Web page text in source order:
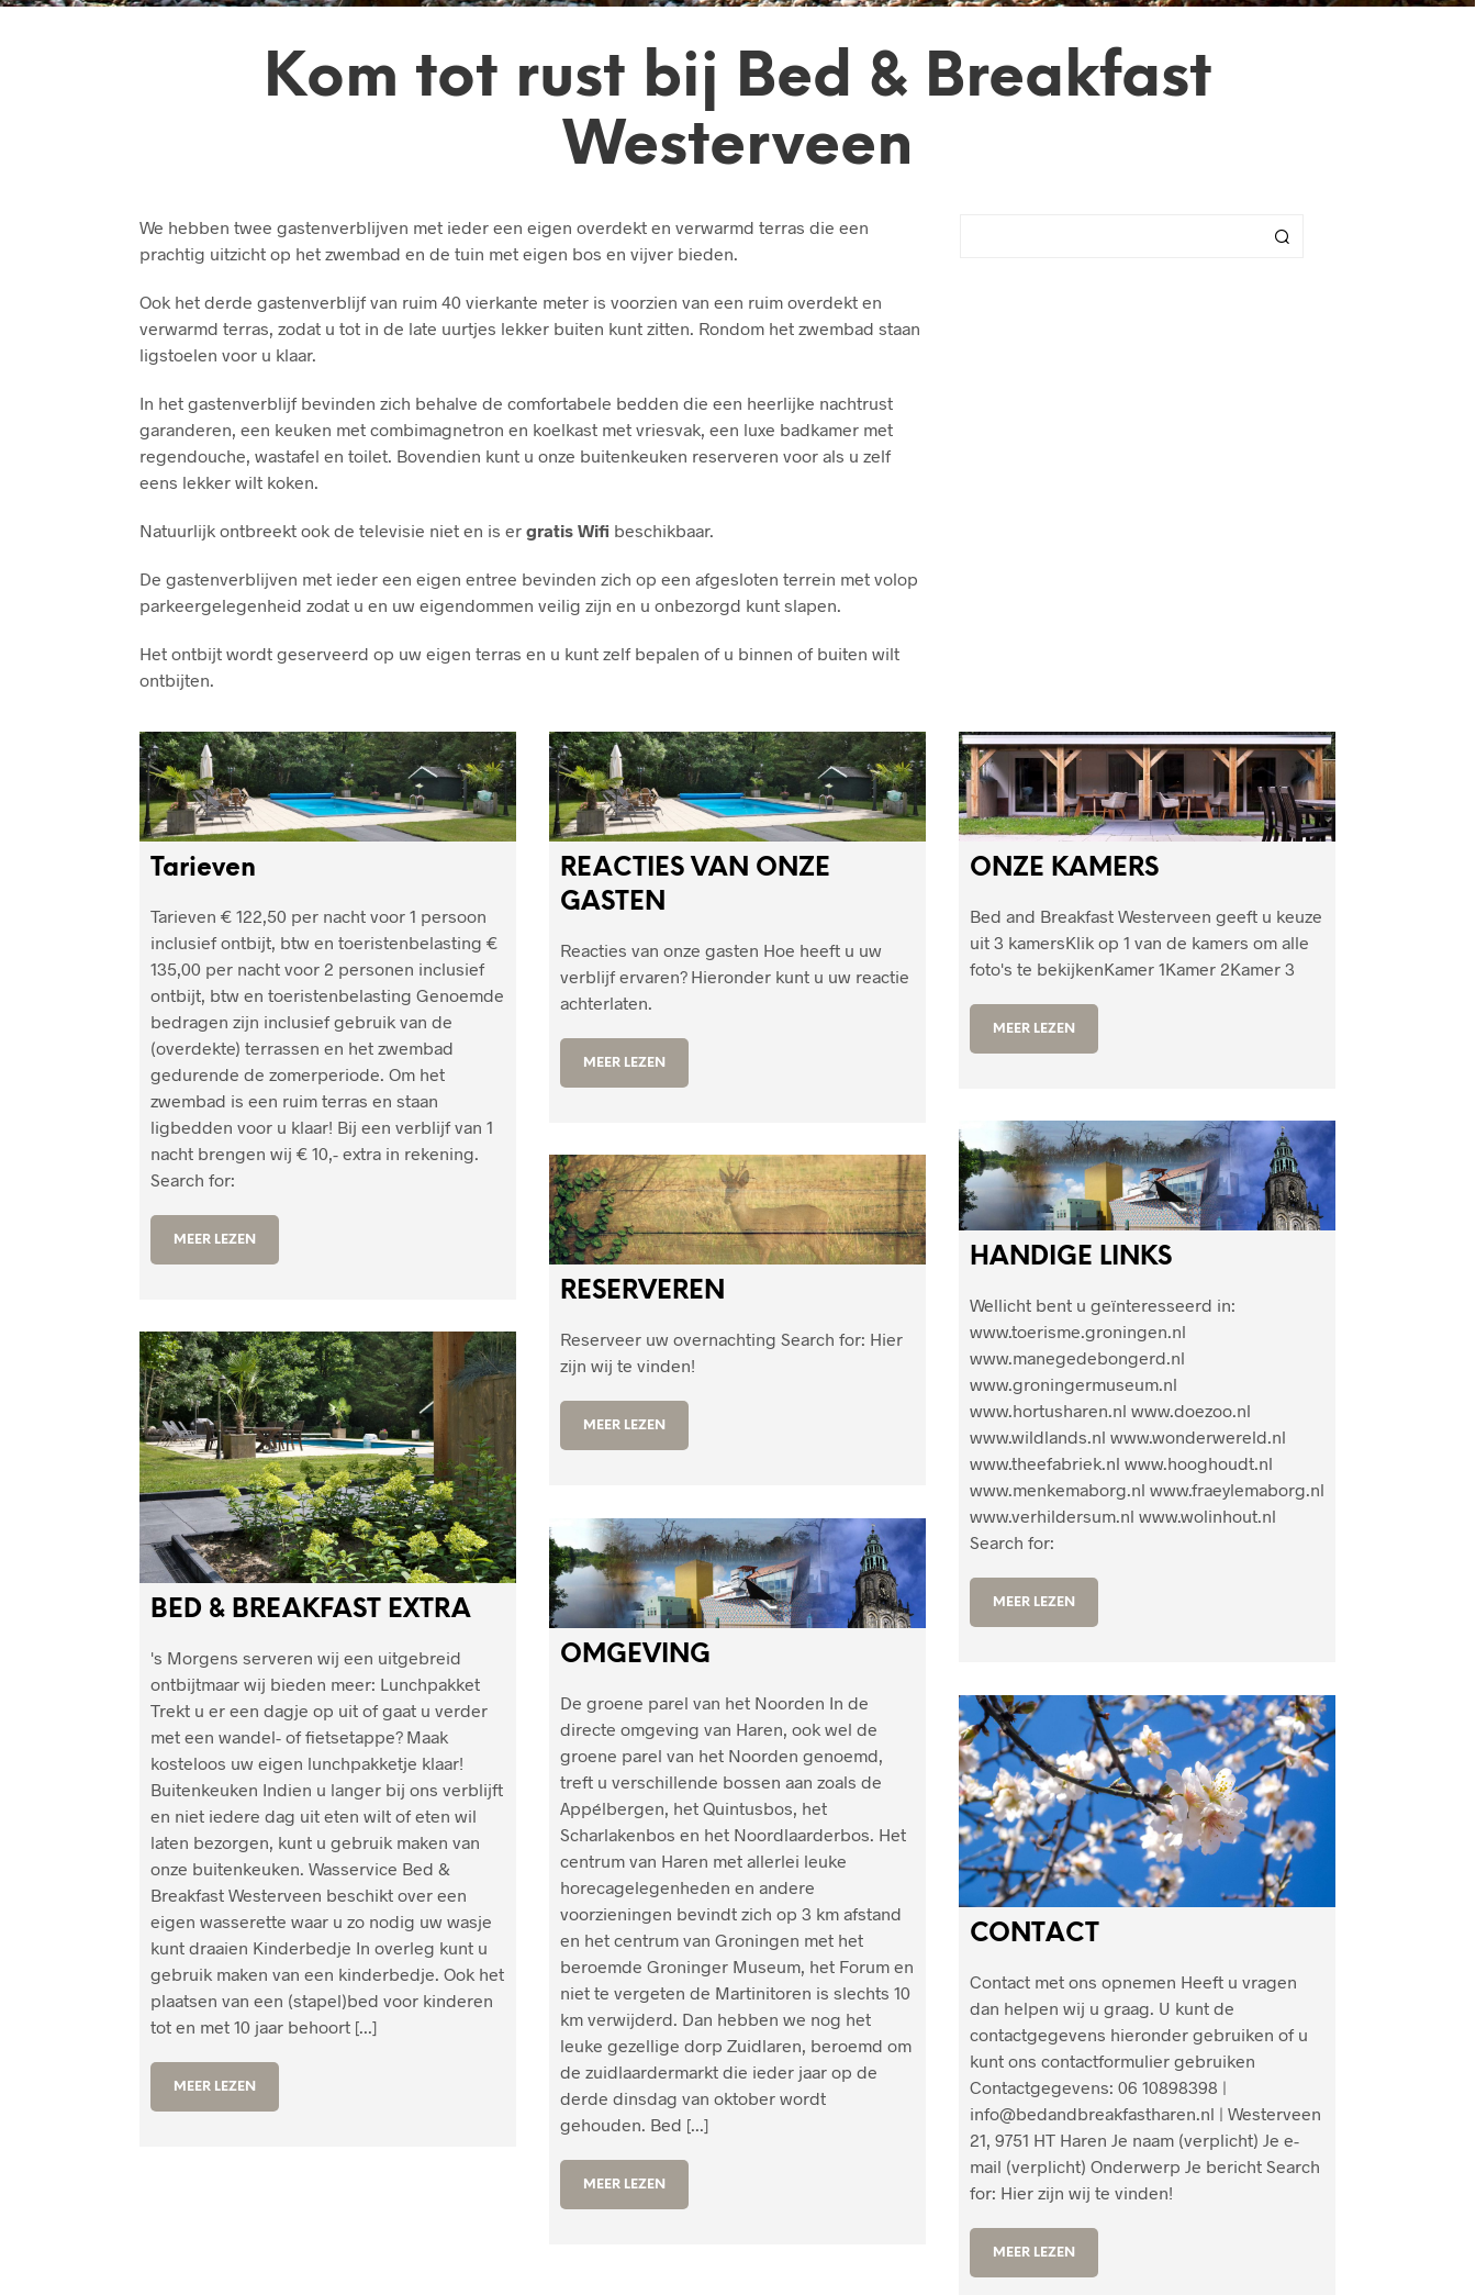
Kom tot rust bij Bed & Breakfast
Westerveen
We hebben twee gastenverblijven met ieder een eigen overdekt en verwarmd terras die een
prachtig uitzicht op het zwembad en de tuin met eigen bos en vijver bieden.
Ook het derde gastenverblijf van ruim 40 vierkante meter is voorzien van een ruim overdekt en
verwarmd terras, zodat u tot in de late uurtjes lekker buiten kunt zitten. Rondom het zwembad staan
ligstoelen voor u klaar.
In het gastenverblijf bevinden zich behalve de comfortabele bedden die een heerlijke nachtrust
garanderen, een keuken met combimagnetron en koelkast met vriesvak, een luxe badkamer met
regendouche, wastafel en toilet. Bovendien kunt u onze buitenkeuken reserveren voor als u zelf
eens lekker wilt koken.
Natuurlijk ontbreekt ook de televisie niet en is ergratis Wifi beschikbaar.
De gastenverblijven met ieder een eigen entree bevinden zich op een afgesloten terrein met volop
parkeergelegenheid zodat u en uw eigendommen veilig zijn en u onbezorgd kunt slapen.
Het ontbijt wordt geserveerd op uw eigen terras en u kunt zelf bepalen of u binnen of buiten wilt
ontbijten.
Tarieven
Tarieven € 122,50 per nacht voor 1 persoon
inclusief ontbijt, btw en toeristenbelasting €
135,00 per nacht voor 2 personen inclusief
ontbijt, btw en toeristenbelasting Genoemde
bedragen zijn inclusief gebruik van de
(overdekte) terrassen en het zwembad
gedurende de zomerperiode. Om het
zwembad is een ruim terras en staan
ligbedden voor u klaar! Bij een verblijf van 1
nacht brengen wij € 10,- extra in rekening.
Search for:
MEER LEZEN
REACTIES VAN ONZE
GASTEN
Reacties van onze gasten Hoe heeft u uw
verblijf ervaren? Hieronder kunt u uw reactie
achterlaten.
MEER LEZEN
ONZE KAMERS
Bed and Breakfast Westerveen geeft u keuze
uit 3 kamersKlik op 1 van de kamers om alle
foto's te bekijkenKamer 1Kamer 2Kamer 3
MEER LEZEN
HANDIGE LINKS
Wellicht bent u geïnteresseerd in:
www.toerisme.groningen.nl
www.manegedebongerd.nl
www.groningermuseum.nl
www.hortusharen.nl www.doezoo.nl
www.wildlands.nl www.wonderwereld.nl
www.theefabriek.nl www.hooghoudt.nl
www.menkemaborg.nl www.fraeylemaborg.nl
www.verhildersum.nl www.wolinhout.nl
Search for:
MEER LEZEN
RESERVEREN
Reserveer uw overnachting Search for: Hier
zijn wij te vinden!
MEER LEZEN
BED & BREAKFAST EXTRA
's Morgens serveren wij een uitgebreid
ontbijtmaar wij bieden meer: Lunchpakket
Trekt u er een dagje op uit of gaat u verder
met een wandel- of fietsetappe? Maak
kosteloos uw eigen lunchpakketje klaar!
Buitenkeuken Indien u langer bij ons verblijft
en niet iedere dag uit eten wilt of eten wil
laten bezorgen, kunt u gebruik maken van
onze buitenkeuken. Wasservice Bed &
Breakfast Westerveen beschikt over een
eigen wasserette waar u zo nodig uw wasje
kunt draaien Kinderbedje In overleg kunt u
gebruik maken van een kinderbedje. Ook het
plaatsen van een (stapel)bed voor kinderen
tot en met 10 jaar behoort [...]
MEER LEZEN
OMGEVING
De groene parel van het Noorden In de
directe omgeving van Haren, ook wel de
groene parel van het Noorden genoemd,
treft u verschillende bossen aan zoals de
Appélbergen, het Quintusbos, het
Scharlakenbos en het Noordlaarderbos. Het
centrum van Haren met allerlei leuke
horecagelegenheden en andere
voorzieningen bevindt zich op 3 km afstand
en het centrum van Groningen met het
beroemde Groninger Museum, het Forum en
niet te vergeten de Martinitoren is slechts 10
km verwijderd. Dan hebben we nog het
leuke gezellige dorp Zuidlaren, beroemd om
de zuidlaardermarkt die ieder jaar op de
derde dinsdag van oktober wordt
gehouden. Bed [...]
MEER LEZEN
CONTACT
Contact met ons opnemen Heeft u vragen
dan helpen wij u graag. U kunt de
contactgegevens hieronder gebruiken of u
kunt ons contactformulier gebruiken
Contactgegevens: 06 10898398 |
info@bedandbreakfastharen.nl | Westerveen
21, 9751 HT Haren Je naam (verplicht) Je e-
mail (verplicht) Onderwerp Je bericht Search
for: Hier zijn wij te vinden!
MEER LEZEN